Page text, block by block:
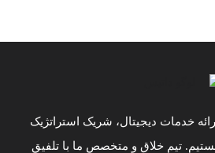
خدمات دیجیتال، شریک استراتژیک
تیم خلاق و متخصص ما با تلفیق